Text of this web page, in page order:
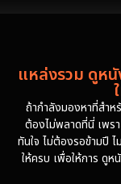
แหล่งรวม ดูห
ถ้ากำลังมองหาที่สำห
ต้องไม่พลาดที่นี่ เพร
ทันใจ ไม่ต้องรอข้ามปี
ให้ครบ เพื่อให้การ ดู